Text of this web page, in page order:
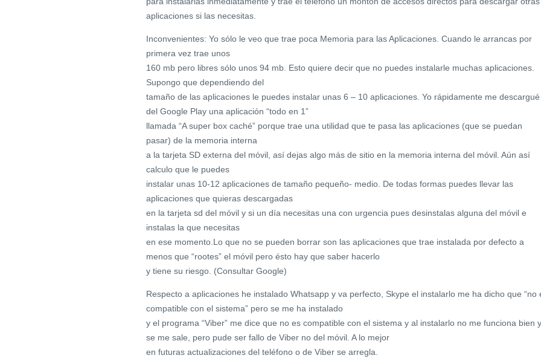
aplicaciones si las necesitas.
Inconvenientes: Yo sólo le veo que trae poca Memoria para las Aplicaciones. Cuando le arrancas por
primera vez trae unos
160 mb pero libres sólo unos 94 mb. Esto quiere decir que no puedes instalarle muchas aplicaciones.
Supongo que dependiendo del
tamaño de las aplicaciones le puedes instalar unas 6 – 10 aplicaciones. Yo rápidamente me descargué
del Google Play una aplicación “todo en 1”
llamada “A super box caché” porque trae una utilidad que te pasa las aplicaciones (que se puedan
pasar) de la memoria interna
a la tarjeta SD externa del móvil, así dejas algo más de sitio en la memoria interna del móvil. Aún así
calculo que le puedes
instalar unas 10-12 aplicaciones de tamaño pequeño- medio. De todas formas puedes llevar las
aplicaciones que quieras descargadas
en la tarjeta sd del móvil y si un día necesitas una con urgencia pues desinstalas alguna del móvil e
instalas la que necesitas
en ese momento.Lo que no se pueden borrar son las aplicaciones que trae instalada por defecto a
menos que “rootes” el móvil pero ésto hay que saber hacerlo
y tiene su riesgo. (Consultar Google)
Respecto a aplicaciones he instalado Whatsapp y va perfecto, Skype el instalarlo me ha dicho que “no
compatible con el sistema” pero se me ha instalado
y el programa “Viber” me dice que no es compatible con el sistema y al instalarlo no me funciona bien y
se me sale, pero pude ser fallo de Viber no del móvil. A lo mejor
en futuras actualizaciones del teléfono o de Viber se arregla.